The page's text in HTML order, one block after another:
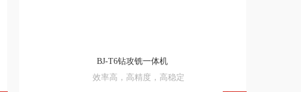
BJ-T6钻攻铣一体机
效率高，高精度，高稳定